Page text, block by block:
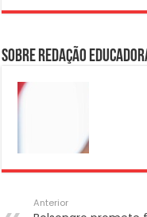
Sobre Redação
Anterior